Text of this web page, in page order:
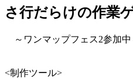
さ行だらけの作業
～ワンマップフェス2参加中
<制作ツール>